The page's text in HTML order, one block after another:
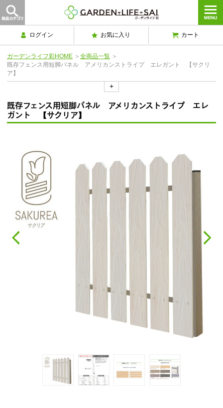
ログイン お気に入り カート
ガーデンライフ彩HOME ＞ 全商品一覧 ＞
既存フェンス用短脚パネル アメリカンストライプ エレガント 【サクリ
ア】
+
既存フェンス用短脚パネル アメリカンストライプ エレ
ガント 【サクリア】